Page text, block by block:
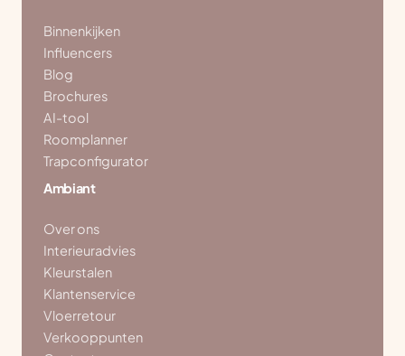
Binnenkijken
Influencers
Blog
Brochures
AI-tool
Roomplanner
Trapconfigurator
Ambiant
Over ons
Interieuradvies
Kleurstalen
Klantenservice
Vloerretour
Verkooppunten